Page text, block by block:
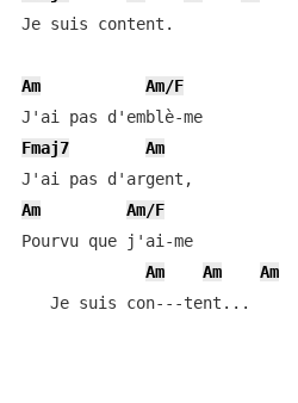
Je suis content.
Am
Am/F
J'ai pas d'emblè-me
Fmaj7
Am
Am
Am/F
Pourvu que j'ai-me
Am
Am Am
   Je suis con---tent...